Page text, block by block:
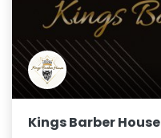
Kings Barber House